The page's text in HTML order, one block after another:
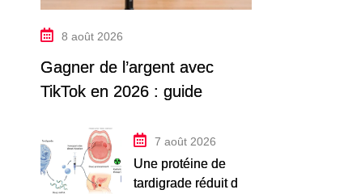
8 août 2026
Gagner de l’argent avec
TikTok en 2026 : guide
7 août 2026
Une protéine de
tardigrade réduit de